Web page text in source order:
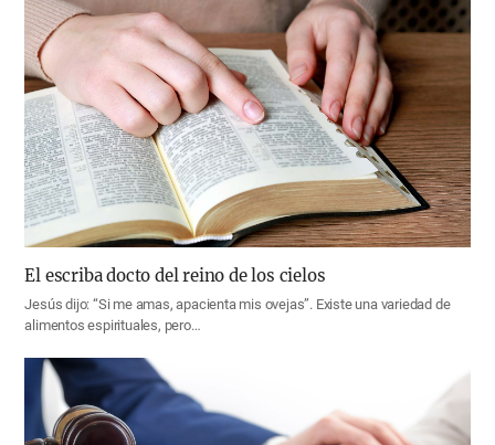
El escriba docto del reino de los cielos
Jesús dijo: “Si me amas, apacienta mis ovejas”. Existe una variedad de
alimentos espirituales, pero…